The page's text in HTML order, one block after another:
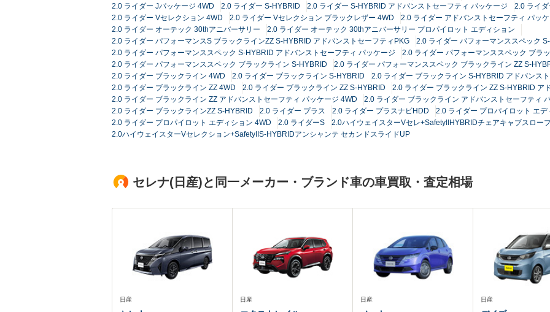
2.0 ライダー Jパッケージ 4WD
2.0 ライダー S-HYBRID 2.0 ライダー S-HYBRID アドバンストセーフティ パッケージ
2.0 ライ
2.0 ライダー Vセレクション 4WD
2.0 ライダー Vセレクション ブラックレザー 4WD
2.0 ライダー アドバンストセーフティ パッ
2.0 ライダー オーテック 30thアニバーサリー
2.0 ライダー オーテック 30thアニバーサリー プロパイロット エディション
2.0 ライダー パフォーマンスS ブラックラインZZ S-HYBRID アドバンストセーフティPKG
2.0 ライダー パフォーマンススペック
2.0 ライダー パフォーマンススペック S-HYBRID アドバンストセーフティ パッケージ
2.0 ライダー パフォーマンススペック ブラ
2.0 ライダー パフォーマンススペック ブラックライン S-HYBRID
2.0 ライダー パフォーマンススペック ブラックライン ZZ S-
2.0 ライダー ブラックライン 4WD
2.0 ライダー ブラックライン S-HYBRID
2.0 ライダー ブラックライン S-HYBRID アドバンス
2.0 ライダー ブラックライン ZZ 4WD
2.0 ライダー ブラックライン ZZ S-HYBRID
2.0 ライダー ブラックライン ZZ S-HYBRID ア
2.0 ライダー ブラックライン ZZ アドバンストセーフティ パッケージ 4WD
2.0 ライダー ブラックライン アドバンストセーフティ
2.0 ライダー ブラックラインZZ S-HYBRID
2.0 ライダー プラス 2.0 ライダー プラスナビHDD
2.0 ライダー プロパイロット エデ
2.0 ライダー プロパイロット エディション 4WD
2.0 ライダーS
2.0ハイウェイスターVセレ+SafetyIIHYBRIDチェアキャブスロー
2.0ハイウェイスターVセレクション+SafetyIIS-HYBRIDアンシャンテ セカンドスライドUP
セレナ(日産)と同一メーカー・ブランド車の車買取・査定相場
日産 日産 日産 日産